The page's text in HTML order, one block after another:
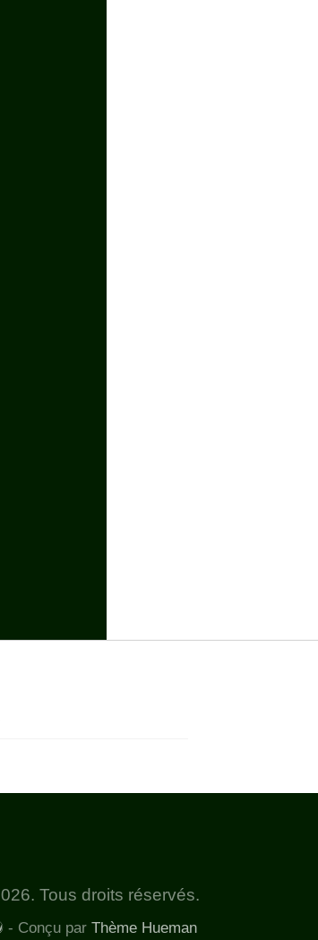
Tous droits réservés.
- Conçu par Thème Hueman